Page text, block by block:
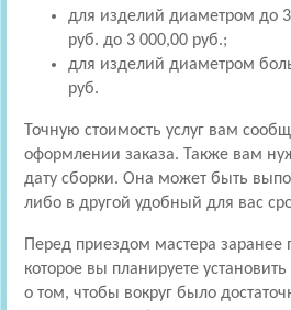
для изделий диаметром до
руб. до 3 000,00 руб.;
для изделий диаметром
руб.
Точную стоимость услуг вам
оформлении заказа. Также вам
дату сборки. Она может быть
либо в другой удобный для вас
Перед приездом мастера заранее
которое вы планируете
о том, чтобы вокруг было